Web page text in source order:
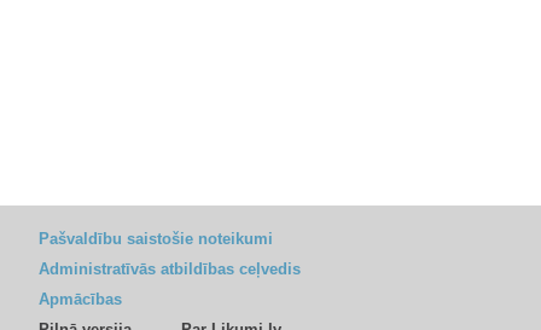
Pašvaldību saistošie noteikumi
Administratīvās atbildības ceļvedis
Apmācības